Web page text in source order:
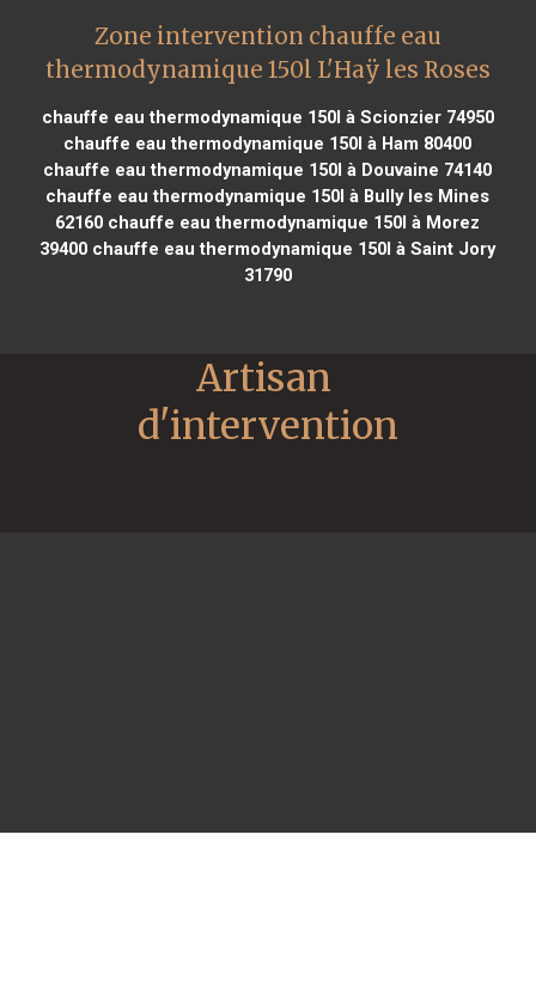
Zone intervention chauffe eau
thermodynamique 150l L'Haÿ les Roses
chauffe eau thermodynamique 150l à Scionzier 74950
chauffe eau thermodynamique 150l à Ham 80400
chauffe eau thermodynamique 150l à Douvaine 74140
chauffe eau thermodynamique 150l à Bully les Mines
62160 chauffe eau thermodynamique 150l à Morez
39400 chauffe eau thermodynamique 150l à Saint Jory
31790
Artisan
d'intervention